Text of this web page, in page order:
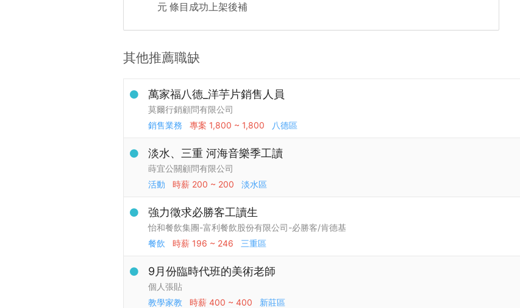
元 條目成功上架後補
其他推薦職缺
萬家福八德_洋芋片銷售人員
莫爾行銷顧問有限公司
銷售業務
專案 1,800 ~ 1,800 八德區
淡水、三重 河海音樂季工讀
蒔宜公關顧問有限公司
活動
時薪 200 ~ 200 淡水區
強力徵求必勝客工讀生
怡和餐飲集團-富利餐飲股份有限公司-必勝客/肯德基
餐飲
時薪 196 ~ 246 三重區
9月份臨時代班的美術老師
個人張貼
教學家教
時薪 400 ~ 400 新莊區